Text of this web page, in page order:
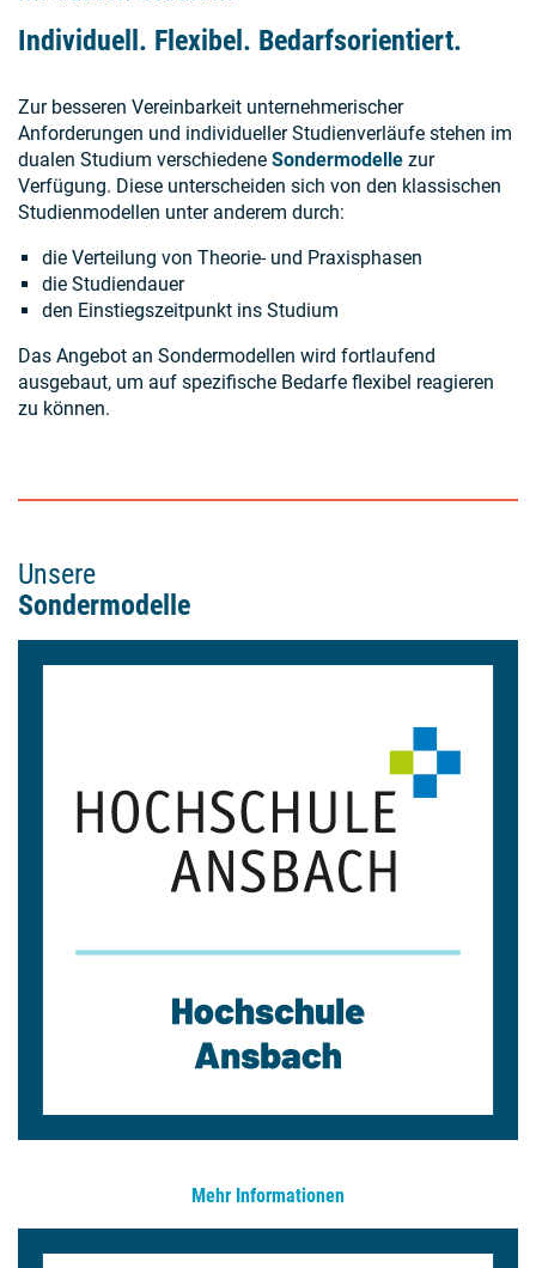
Individuell. Flexibel. Bedarfsorientiert.
Zur besseren Vereinbarkeit unternehmerischer
Anforderungen und individueller Studienverläufe stehen im
dualen Studium verschiedene Sondermodelle zur
Verfügung. Diese unterscheiden sich von den klassischen
Studienmodellen unter anderem durch:
die Verteilung von Theorie- und Praxisphasen
die Studiendauer
den Einstiegszeitpunkt ins Studium
Das Angebot an Sondermodellen wird fortlaufend
ausgebaut, um auf spezifische Bedarfe flexibel reagieren
zu können.
Unsere
Sondermodelle
Mehr Informationen